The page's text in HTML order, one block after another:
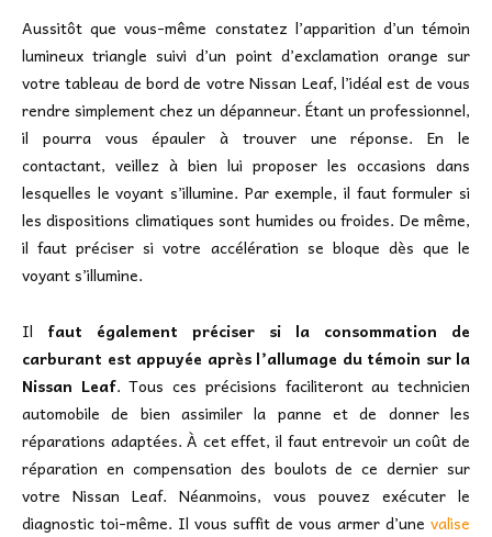
Aussitôt que vous-même constatez l’apparition d’un témoin
lumineux triangle suivi d’un point d’exclamation orange sur
votre tableau de bord de votre Nissan Leaf, l’idéal est de vous
rendre simplement chez un dépanneur. Étant un professionnel,
il pourra vous épauler à trouver une réponse. En le
contactant, veillez à bien lui proposer les occasions dans
lesquelles le voyant s’illumine. Par exemple, il faut formuler si
les dispositions climatiques sont humides ou froides. De même,
il faut préciser si votre accélération se bloque dès que le
voyant s’illumine.
Il faut également préciser si la consommation de
carburant est appuyée après l’allumage du témoin sur la
Nissan Leaf. Tous ces précisions faciliteront au technicien
automobile de bien assimiler la panne et de donner les
réparations adaptées. À cet effet, il faut entrevoir un coût de
réparation en compensation des boulots de ce dernier sur
votre Nissan Leaf. Néanmoins, vous pouvez exécuter le
diagnostic toi-même. Il vous suffit de vous armer d’une valise